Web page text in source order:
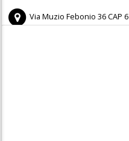
Via Muzio Febonio 36CAP